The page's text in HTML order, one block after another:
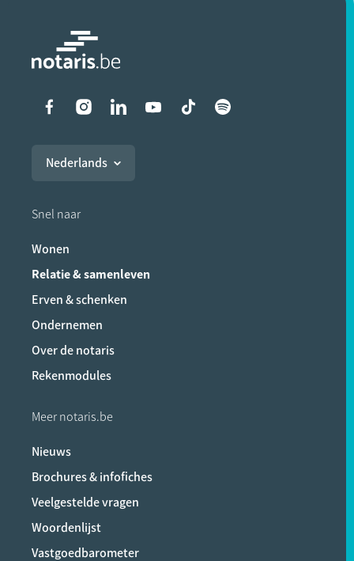
Liens vers les réseaux
Nederlands
Snel naar
Wonen
Relatie & samenleven
Erven & schenken
Ondernemen
Over de notaris
Rekenmodules
Meer notaris.be
Nieuws
Brochures & infofiches
Veelgestelde vragen
Woordenlijst
Vastgoedbarometer